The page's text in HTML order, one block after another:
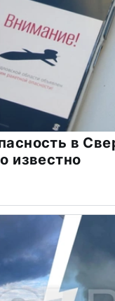
в
известно